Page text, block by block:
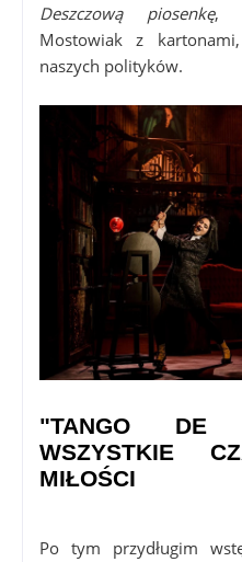
Deszczową piosenkę,
Mostowiak z
naszych polityków.
"TANGO DE
WSZYSTKIE
MIŁOŚCI
Po tym przydługim